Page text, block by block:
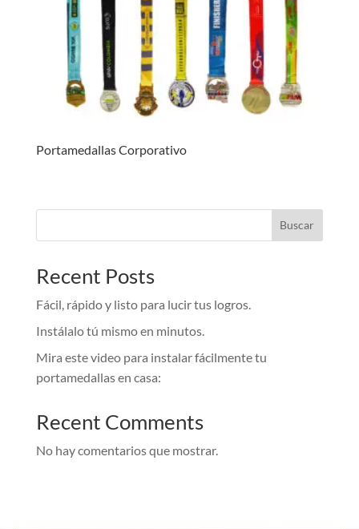
Portamedallas Corporativo
Buscar
Recent Posts
Fácil, rápido y listo para lucir tus logros.
Instálalo tú mismo en minutos.
Mira este video para instalar fácilmente tu
portamedallas en casa:
Recent Comments
No hay comentarios que mostrar.